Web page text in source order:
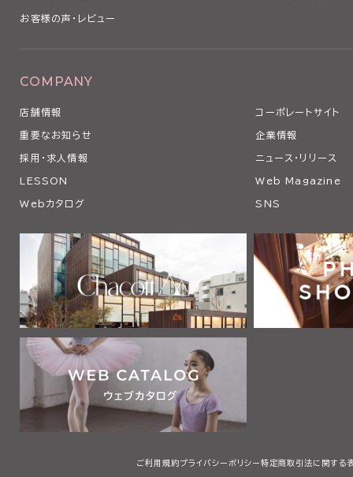
お客様の声・レビュー
COMPANY
店舗情報 コーポレートサイト
重要なお知らせ 企業情報
採用・求人情報 ニュース・リリース
LESSON Web Magazine
Webカタログ SNS
ご利用規約プライバシーポリシー 特定商取引法に関する